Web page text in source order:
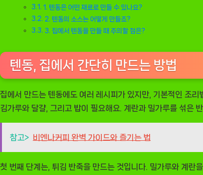
1. 텐동은 어떤 재료로 만들 수 있나요?
2. 텐동의 소스는 어떻게 만들죠?
3. 집에서 텐동을 만들 때 주의할 점은?
텐동, 집에서 간단히 만드는 방법
집에서 만드는 텐동에도 여러 레시피가 있지만, 기본적인 조
김가루와 달걀, 그리고 밥이 필요해요. 계란과 밀가루를 섞은
참고> 비엔나커피 완벽 가이드와 즐기는 법
첫 번째 단계는, 튀김 반죽을 만드는 것입니다. 밀가루와 계란